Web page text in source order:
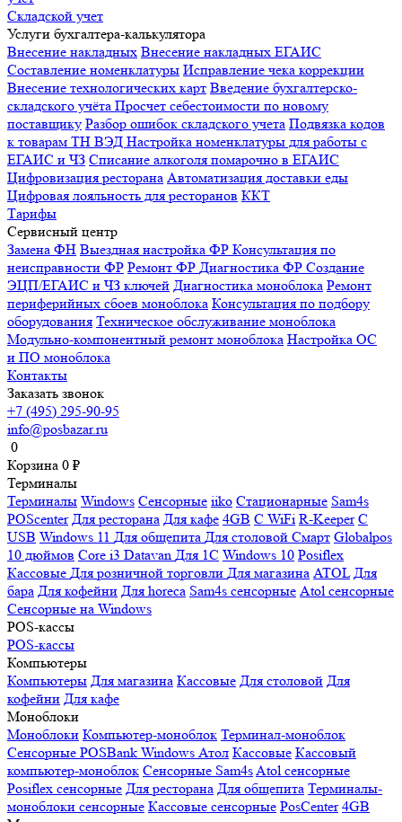
Складской учет
Услуги бухгалтера-калькулятора
Внесение накладных Внесение накладных ЕГАИС
Составление номенклатуры Исправление чека коррекции
Внесение технологических карт Введение бухгалтерско-
складского учёта Просчет себестоимости по новому
поставщику Разбор ошибок складского учета Подвязка кодов
к товарам ТН ВЭД Настройка номенклатуры для работы с
ЕГАИС и ЧЗ Списание алкоголя помарочно в ЕГАИС
Цифровизация ресторана Автоматизация доставки еды
Цифровая лояльность для ресторанов ККТ
Тарифы
Сервисный центр
Замена ФН Выездная настройка ФР Консультация по
неисправности ФР Ремонт ФР Диагностика ФР Создание
ЭЦП/ЕГАИС и ЧЗ ключей Диагностика моноблока Ремонт
периферийных сбоев моноблока Консультация по подбору
оборудования Техническое обслуживание моноблока
Модульно-компонентный ремонт моноблока Настройка ОС
и ПО моноблока
Контакты
Заказать звонок
+7 (495) 295-90-95
info@posbazar.ru
0
Корзина 0 ₽
Терминалы
Терминалы Windows Сенсорные iiko Стационарные Sam4s
POScenter Для ресторана Для кафе 4GB С WiFi R-Keeper С
USB Windows 11 Для общепита Для столовой Смарт Globalpos
10 дюймов Core i3 Datavan Для 1С Windows 10 Posiflex
Кассовые Для розничной торговли Для магазина ATOL Для
бара Для кофейни Для horeca Sam4s сенсорные Atol сенсорные
Сенсорные на Windows
POS-кассы
POS-кассы
Компьютеры
Компьютеры Для магазина Кассовые Для столовой Для
кофейни Для кафе
Моноблоки
Моноблоки Компьютер-моноблок Терминал-моноблок
Сенсорные POSBank Windows Атол Кассовые Кассовый
компьютер-моноблок Сенсорные Sam4sAtol сенсорные
Posiflex сенсорные Для ресторана Для общепита Терминалы-
моноблоки сенсорные Кассовые сенсорные PosCenter 4GB